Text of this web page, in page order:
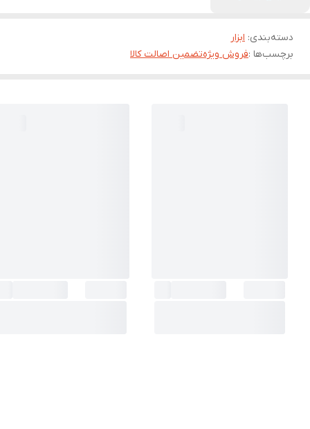
دسته‌بندی: ابزار
برچسب‌ها :فروش ویژهتضمین اصالت کالا